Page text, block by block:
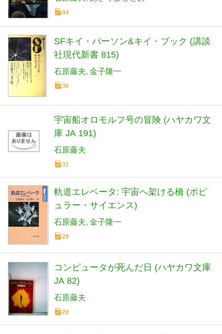
44
SFキイ・パーソン&キイ・ブック (講談
社現代新書 815)
石原藤夫 金子隆一
36
宇宙船オロモルフ号の冒険 (ハヤカワ文
庫 JA 191)
石原藤夫
31
軌道エレベータ: 宇宙へ架ける橋 (ポピ
ュラー・サイエンス)
石原藤夫 金子隆一
29
コンピュータが死んだ日 (ハヤカワ文庫
JA 82)
石原藤夫
28